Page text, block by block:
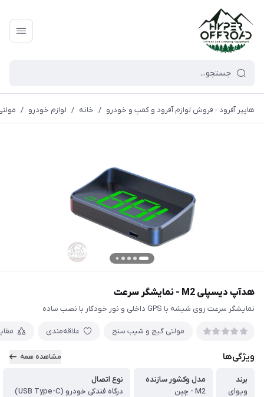
هایپر آفرود - فروش لوازم آفرود و کمپ و خودرو / خانه / لوازم خودرو /
هدآپ دیسپلی M2 - نمایشگر سرعت
نمایشگر سرعت روی شیشه با GPS داخلی و نور خودکار با نصب ساده
مولتی گیج و شیب سنج علاقه‌مندی
ویژگی‌ها مشاهده همه
برند
ویوای
مدل و‌کشور سازنده
M2 - چین
نوع اتصال
درگاه فندکی خودرو (USB Type-C)